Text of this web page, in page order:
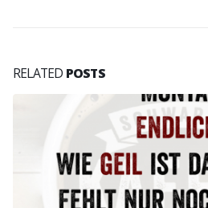
RELATED POSTS